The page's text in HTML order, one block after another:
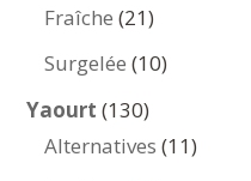
produits
Fraîche 2121
produits
Surgelée 1010
Yaourt 130130
produits
Alternatives 1111